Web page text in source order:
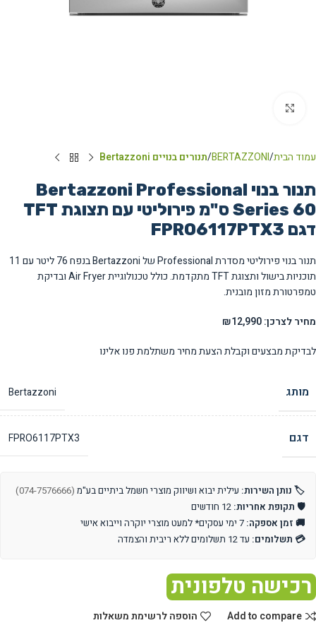
עמוד הבית BERTAZZONI תנורים בנויים Bertazzoni
תנור בנוי Bertazzoni Professional
Series 60 ס"מ פירוליטי עם תצוגת TFT
דגם FPRO6117PTX3
תנור בנוי פירוליטי מסדרת Professional של Bertazzoni בנפח 76 ליטר עם 11
תוכניות בישול ותצוגת TFT מתקדמת. כולל טכנולוגיית Air Fryer ובדיקת
טמפרטורת מזון מובנית.
מחיר לצרכן: ₪12,990
לבדיקת מבצעים וקבלת הצעת מחיר משתלמת פנו אלינו
מותג Bertazzoni
דגם FPRO6117PTX3
🏷️ נותן השירות: עילית יבוא ושיווק מוצרי חשמל ביתיים בע"מ (074-7576666)
🛡️ תקופת אחריות:
🚚 זמן אספקה:
💳 תשלומים: עד 12 תשלומים ללא ריבית והצמדה
רכישה טלפונית
Add to compare הוספה לרשימת משאלות